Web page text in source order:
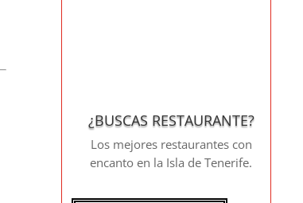
¿BUSCAS RESTAURANTE?
Los mejores restaurantes con
encanto en la Isla de Tenerife.